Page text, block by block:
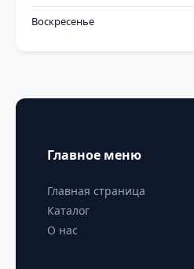
Воскресенье
Главное меню
Главная страница
Каталог
О нас